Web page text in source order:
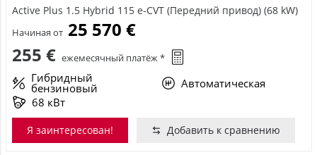
Active Plus 1.5 Hybrid 115 e-CVT (Передний привод) (68 kW)
Начиная от 25 570 €
255 € ежемесячный платёж *
Гибридный
бензиновый
Автоматическая
68 кВт
Я заинтересован! Добавить к сравнению